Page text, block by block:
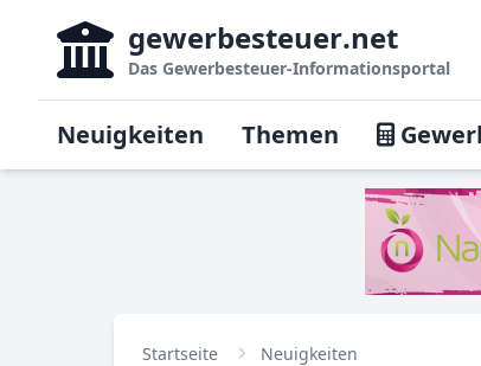
gewerbesteuer.net
Das Gewerbesteuer-Informationsportal
Neuigkeiten Themen
Startseite
Neuigkeiten